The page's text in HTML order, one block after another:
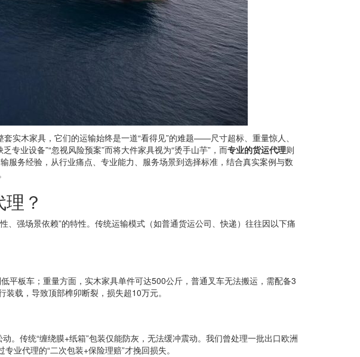
实木家具，它们的运输始终是一道“看得见”的难题——尺寸超标、重量惊人、
专业设备”“忽视风险预案”而将大件家具视为“烫手山芋”，而专业的货运代理则
服务经验，从行业痛点、专业能力、服务场景到选择标准，结合真实案例与数
？
、强场景依赖”的特性。传统运输模式（如普通货运公司、快递）往往因以下痛
平板车；重量方面，实木家具单件可达500公斤，普通叉车无法搬运，需配备3
载，导致顶部榫卯断裂，损失超10万元。
。传统“缠绕膜+纸箱”包装仅能防灰，无法缓冲震动。我们曾处理一批出口欧洲
业代理的“二次包装+保险理赔”才挽回损失。